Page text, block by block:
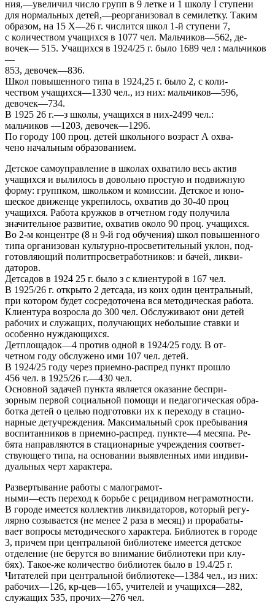
ния,—увеличил число групп в 9 летке и 1 школу I ступени
для нормальных детей,—реорганизовал в семилетку. Таким
образом, на 15 X—26 г. числится школ 1-й ступени 7,
с количеством учащихся в 1077 чел. Мальчиков—562, де-
вочек— 515. Учащихся в 1924/25 г. было 1689 чел : мальчиков
—
853, девочек—836.
Школ повышенного типа в 1924,25 г. было 2, с коли-
чеством учащихся—1330 чел., из них: мальчиков—596,
девочек—734.
В 1925 26 г.—з школы, учащихся в них-2499 чел.:
мальчиков —1203, девочек—1296.
По городу 100 проц. детей школьного возраст А охва-
чено начальным образованием.
Детское самоуправление в школах охватило весь актив
учащихся и вылилось в довольно простую и подвижную
форму: группком, школьком и комиссии. Детское и юно-
шеское движенце укрепилось, охватив до 30-40 проц
учащихся. Работа кружков в отчетном году получила
значительное развитие, охватив около 90 проц. учащихся.
Во 2-м концентре (8 н 9-й год обучения) школ повышенного
типа организован культурно-просветительный уклон, под-
готовляющий политпросветработников: и бачей, ликви-
даторов.
Детсадов в 1924 25 г. было з с клиентурой в 167 чел.
В 1925/26 г. открыто 2 детсада, из коих один центральный,
при котором будет сосредоточена вся методическая работа.
Клиентура возросла до 300 чел. Обслуживают они детей
рабочих и служащих, получающих небольшие ставки и
особенно нуждающихся.
Детплощадок—4 против одной в 1924/25 году. В от-
четном году обслужено ими 107 чел. детей.
В 1924/25 году через приемно-распред пункт прошло
456 чел. в 1925/26 г.—430 чел.
Основной задачей пункта является оказание беспри-
зорным первой социальной помощи и педагогическая обра-
ботка детей о целью подготовки их к переходу в стацио-
нарные детучреждения. Максимальный срок пребывания
воспитанников в приемно-распред. пункте—4 месяпа. Ре-
бята направляются в стационарные учреждения соответ-
ствующего типа, на основании выявленных ими индиви-
дуальных черт характера.
Развертывание работы с малограмот-
ными—есть переход к борьбе с рецидивом неграмотности.
В городе имеется коллектив ликвидаторов, который регу-
лярно созывается (не менее 2 раза в месяц) и прорабаты-
вает вопросы методического характера. Библиотек в городе
3, причем при центральной библиотеке имеется детское
отделение (не берутся во внимание библиотеки при клу-
бях). Такое-же количество библиотек было в 19.4/25 г.
Читателей при центральной библиотеке—1384 чел., из них:
рабочих—126, кр-цев—165, учителей и учащихся—282,
служащих 535, прочих—276 чел.